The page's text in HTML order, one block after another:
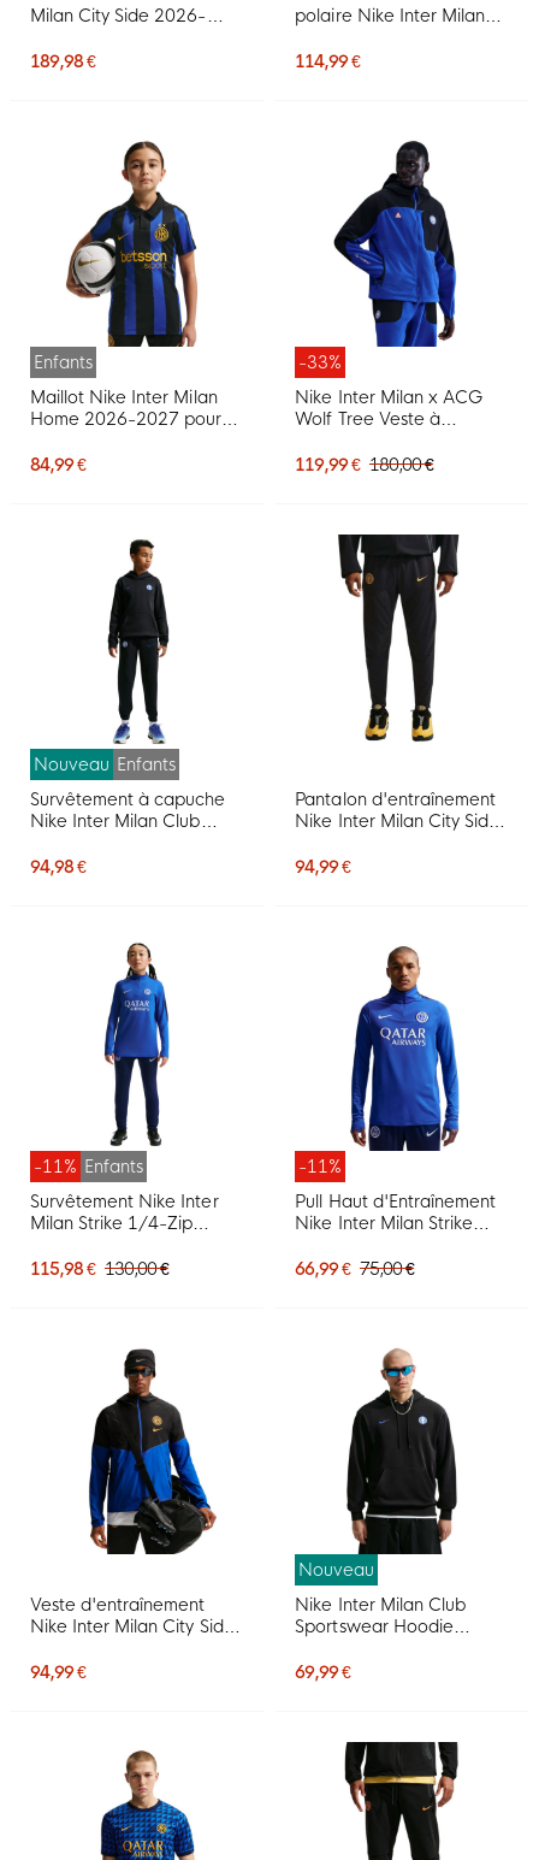
Milan City Side 2026-
jaune doré
189,98 €
polaire Nike Inter Milan
foncé noir doré jaune
114,99 €
Enfants
Maillot Nike Inter Milan
Home 2026-2027 pour
84,99 €
-33%
Nike Inter Milan x ACG
Wolf Tree Veste à
Bleu Foncé Noir Orange
119,99 € 180,00 €
Nouveau Enfants
Survêtement à capuche
Nike Inter Milan Club
pour Enfants, noir et bleu
94,98 €
Pantalon d'entraînement
Nike Inter Milan City Side
jaune
94,99 €
-11% Enfants
Survêtement Nike Inter
Milan Strike 1/4-Zip
bleu foncé, bleu, blanc
115,98 € 130,00 €
-11%
Pull Haut d'Entraînement
Nike Inter Milan Strike
Bleu Foncé Blanc
66,99 € 75,00 €
Veste d'entraînement
Nike Inter Milan City Side
foncé jaune doré
94,99 €
Nouveau
Nike Inter Milan Club
Sportswear Hoodie
Donkerblauw Wit
69,99 €